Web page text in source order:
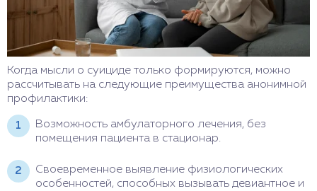
Когда мысли о суициде только формируются, можно
рассчитывать на следующие преимущества анонимной
профилактики:
Возможность амбулаторного лечения, без
помещения пациента в стационар.
Своевременное выявление физиологических
особенностей, способных вызывать девиантное и